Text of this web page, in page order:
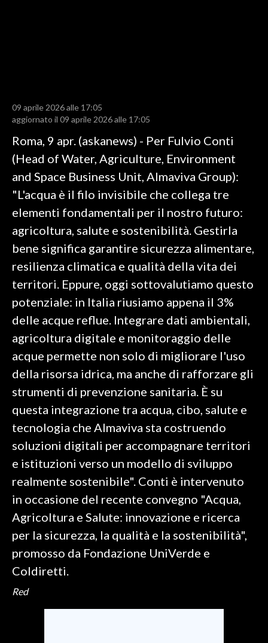
RISULTATI E CLASSIFICHE
CALCIO REGIONALE
BASKET
VOLLEY
MOTORI
TENNIS
ALTRI SPORT
CULTURA
GOSSIP
SARDEGNA TURISMO
SARDI NEL MONDO
NOTIZIE
EVENTI
3 MINUTI CON
INSULARITÀ
INFO AZIENDE
ANNUNCI
09 aprile 2026 alle 17:05
aggiornato il 09 aprile 2026 alle 17:05
Roma, 9 apr. (askanews) - Per Fulvio Conti
(Head of Water, Agriculture, Environment
and Space Business Unit, Almaviva Group):
"L'acqua è il filo invisibile che collega tre
elementi fondamentali per il nostro futuro:
agricoltura, salute e sostenibilità. Gestirla
bene significa garantire sicurezza alimentare,
resilienza climatica e qualità della vita dei
territori. Eppure, oggi sottovalutiamo questo
potenziale: in Italia riusiamo appena il 3%
delle acque reflue. Integrare dati ambientali,
agricoltura digitale e monitoraggio delle
acque permette non solo di migliorare l'uso
della risorsa idrica, ma anche di rafforzare gli
strumenti di prevenzione sanitaria. È su
questa integrazione tra acqua, cibo, salute e
tecnologia che Almaviva sta costruendo
soluzioni digitali per accompagnare territori
e istituzioni verso un modello di sviluppo
realmente sostenibile". Conti è intervenuto
in occasione del recente convegno "Acqua,
Agricoltura e Salute: innovazione e ricerca
per la sicurezza, la qualità e la sostenibilità",
promosso da Fondazione UniVerde e
Coldiretti.
Red